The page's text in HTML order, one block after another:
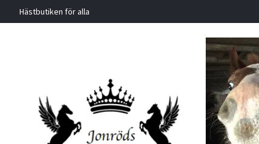
Hästbutiken för alla